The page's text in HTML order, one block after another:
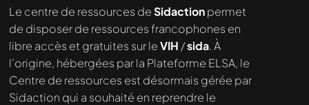
Le centre de ressources deSidactionpermet
de disposer de ressources francophones en
libre accès et gratuites sur leVIH /sida. À
l’origine, hébergées par la Plateforme ELSA, le
Centre de ressources est désormais gérée par
Sidaction qui a souhaité en reprendre le